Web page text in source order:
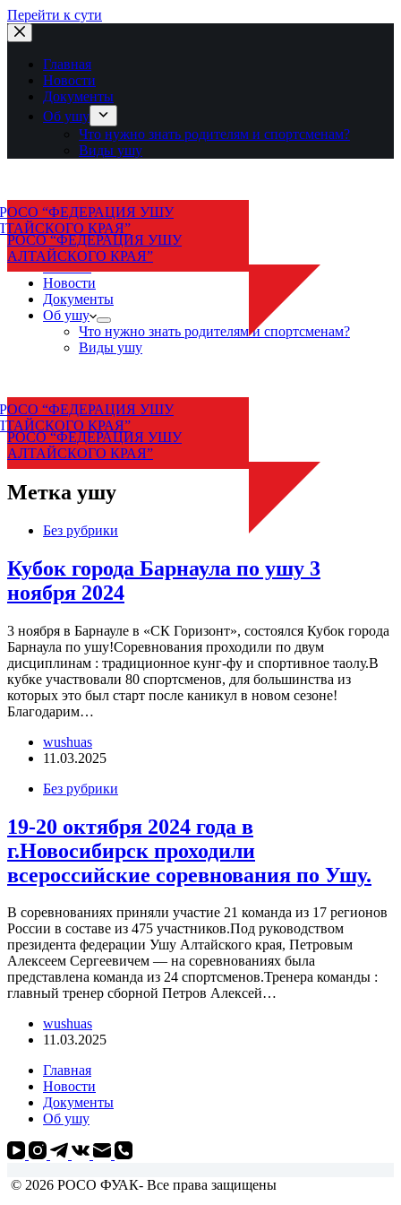
Перейти к сути
Главная
Новости
Документы
Об ушу
Что нужно знать родителям и спортсменам?
Виды ушу
РОСО “ФЕДЕРАЦИЯ УШУ
АЛТАЙСКОГО КРАЯ”
Главная
Новости
Документы
Об ушу
Что нужно знать родителям и спортсменам?
Виды ушу
РОСО “ФЕДЕРАЦИЯ УШУ
АЛТАЙСКОГО КРАЯ”
Меню
Метка ушу
Без рубрики
Кубок города Барнаула по ушу 3
ноября 2024
3 ноября в Барнауле в «СК Горизонт», состоялся Кубок города
Барнаула по ушу!Соревнования проходили по двум
дисциплинам : традиционное кунг-фу и спортивное таолу.В
кубке участвовали 80 спортсменов, для большинства из
которых это был старт после каникул в новом сезоне!
Благодарим…
wushuas
11.03.2025
Без рубрики
19-20 октября 2024 года в
г.Новосибирск проходили
всероссийские соревнования по Ушу.
В соревнованиях приняли участие 21 команда из 17 регионов
России в составе из 475 участников.Под руководством
президента федерации Ушу Алтайского края, Петровым
Алексеем Сергеевичем — на соревнованиях была
представлена команда из 24 спортсменов.Тренера команды :
главный тренер сборной Петров Алексей…
wushuas
11.03.2025
Главная
Новости
Документы
Об ушу
© 2026 РОСО ФУАК- Все права защищены